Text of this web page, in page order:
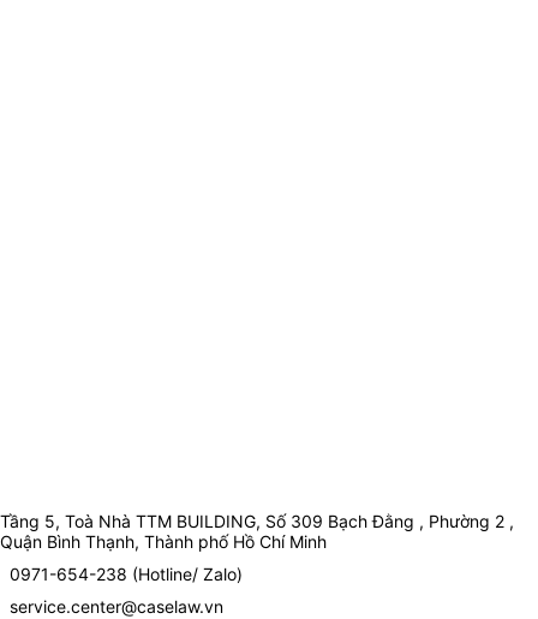
Tầng 5, Toà Nhà TTM BUILDING, Số 309 Bạch Đằng , Phường 2 ,
Quận Bình Thạnh, Thành phố Hồ Chí Minh
0971-654-238 (Hotline/ Zalo)
service.center@caselaw.vn